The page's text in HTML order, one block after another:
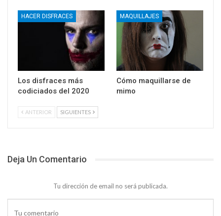
HACER DISFRACES
Los disfraces más
codiciados del 2020
MAQUILLAJES
Cómo maquillarse de
mimo
ANTERIOR SIGUIENTES
Deja Un Comentario
Tu dirección de email no será publicada.